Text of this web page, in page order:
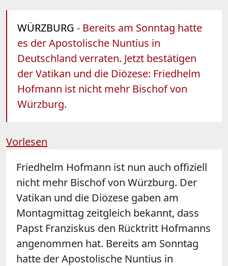
WÜRZBURG - Bereits am Sonntag hatte
es der Apostolische Nuntius in
Deutschland verraten. Jetzt bestätigen
der Vatikan und die Diözese: Friedhelm
Hofmann ist nicht mehr Bischof von
Würzburg.
Vorlesen
Friedhelm Hofmann ist nun auch offiziell
nicht mehr Bischof von Würzburg. Der
Vatikan und die Diözese gaben am
Montagmittag zeitgleich bekannt, dass
Papst Franziskus den Rücktritt Hofmanns
angenommen hat. Bereits am Sonntag
hatte der Apostolische Nuntius in